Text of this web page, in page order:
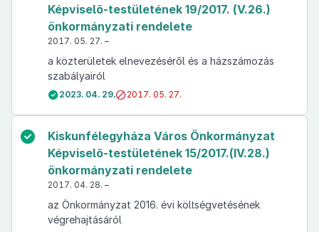
Képviselő-testületének 19/2017. (V.26.)
önkormányzati rendelete
2017. 05. 27. –
a közterületek elnevezéséről és a házszámozás
szabályairól
2023. 04. 29. 2017. 05. 27.
Kiskunfélegyháza Város Önkormányzat
Képviselő-testületének 15/2017.(IV.28.)
önkormányzati rendelete
2017. 04. 28. –
az Önkormányzat 2016. évi költségvetésének
végrehajtásáról